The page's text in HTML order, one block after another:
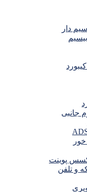
دار
پوینت
و تلفن